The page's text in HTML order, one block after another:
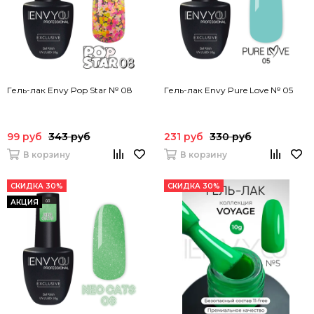
Гель-лак Envy Pop Star № 08
99 руб 343 руб
В корзину
Гель-лак Envy Pure Love № 05
231 руб 330 руб
В корзину
СКИДКА 30%
АКЦИЯ
СКИДКА 30%